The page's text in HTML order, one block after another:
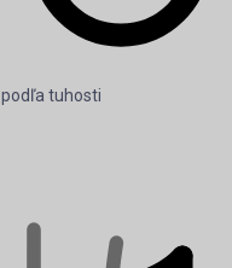
tuhosti